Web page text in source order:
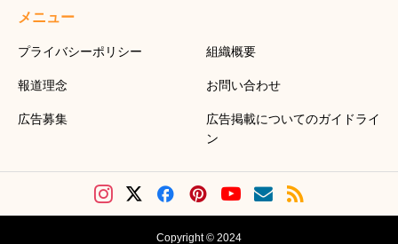
メニュー
プライバシーポリシー 組織概要
報道理念 お問い合わせ
広告募集
広告掲載についてのガイドライ
ン
Copyright © 2024